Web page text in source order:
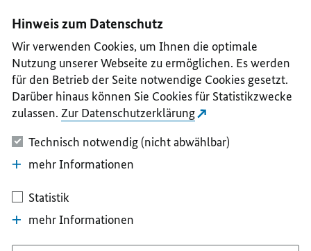
II
III
IV
V
Hinweis zum Datenschutz
Wir verwenden Cookies, um Ihnen die optimale
Nutzung unserer Webseite zu ermöglichen. Es werden
für den Betrieb der Seite notwendige Cookies gesetzt.
Darüber hinaus können Sie Cookies für Statistikzwecke
zulassen. Zur Datenschutzerklärung
Technisch notwendig (nicht abwählbar)
mehr Informationen
Statistik
mehr Informationen